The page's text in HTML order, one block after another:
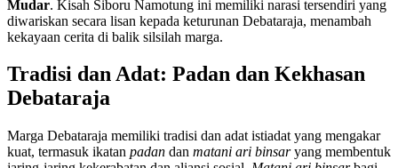
Mudar. Kisah Siboru Namotung ini memiliki narasi tersendiri yang
diwariskan secara lisan kepada keturunan Debataraja, menambah
kekayaan cerita di balik silsilah marga.
Tradisi dan Adat: Padan dan Kekhasan
Debataraja
Marga Debataraja memiliki tradisi dan adat istiadat yang mengakar
kuat, termasuk ikatan padan dan matani ari binsaryang membentuk